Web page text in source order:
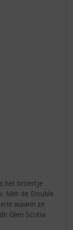
het broertje
Met de Double
waarin ze
Glen Scotia